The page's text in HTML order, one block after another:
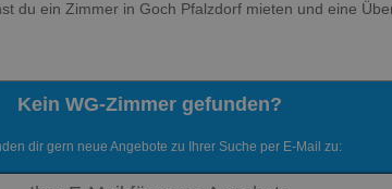
du ein Zimmer in Goch Pfalzdorf mieten und eine
Kein WG-Zimmer gefunden?
dir gern neue Angebote zu Ihrer Suche per E-Mail zu: